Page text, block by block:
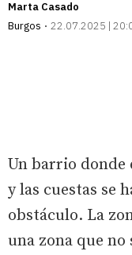
Marta Casado
Burgos
22.07.2025 |
Un barrio donde
y las cuestas se
obstáculo. La
una zona que no